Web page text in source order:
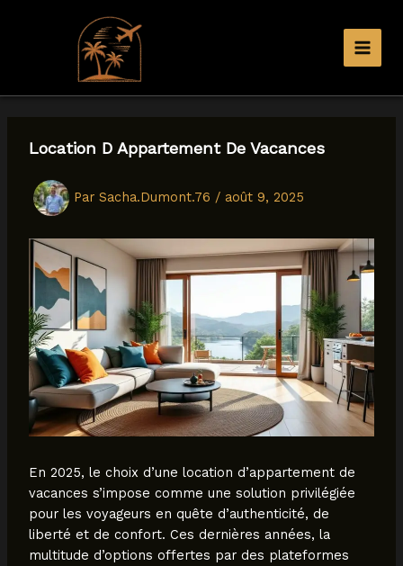
Aller
contenuLocation D Appartement De Vacances
Par Sacha.Dumont.76 / août 9, 2025
En 2025, le choix d’une location d’appartement de
vacances s’impose comme une solution privilégiée
pour les voyageurs en quête d’authenticité, de
liberté et de confort. Ces dernières années, la
multitude d’options offertes par des plateformes